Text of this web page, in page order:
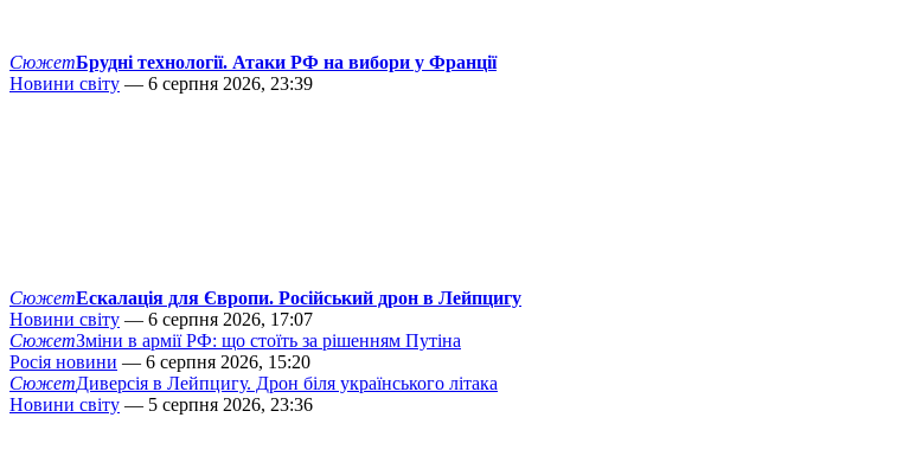
СюжетБрудні технології. Атаки РФ на вибори у Франції
Новини світу — 6 серпня 2026, 23:39
СюжетЕскалація для Європи. Російський дрон в Лейпцигу
Новини світу — 6 серпня 2026, 17:07
СюжетЗміни в армії РФ: що стоїть за рішенням Путіна
Росія новини — 6 серпня 2026, 15:20
СюжетДиверсія в Лейпцигу. Дрон біля українського літака
Новини світу — 5 серпня 2026, 23:36